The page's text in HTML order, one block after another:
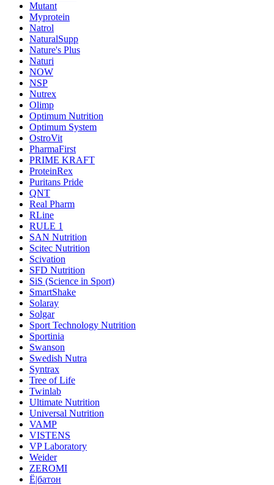
Mutant
Myprotein
Natrol
NaturalSupp
Nature's Plus
Naturi
NOW
NSP
Nutrex
Olimp
Optimum Nutrition
Optimum System
OstroVit
PharmaFirst
PRIME KRAFT
ProteinRex
Puritans Pride
QNT
Real Pharm
RLine
RULE 1
SAN Nutrition
Scitec Nutrition
Scivation
SFD Nutrition
SiS (Science in Sport)
SmartShake
Solaray
Solgar
Sport Technology Nutrition
Sportinia
Swanson
Swedish Nutra
Syntrax
Tree of Life
Twinlab
Ultimate Nutrition
Universal Nutrition
VAMP
VISTENS
VP Laboratory
Weider
ZEROMI
Ё|батон